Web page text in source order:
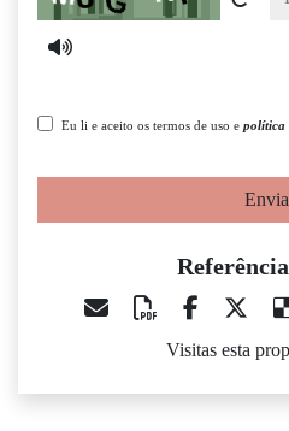
Eu li e aceito os termos de uso e política
Visitas esta